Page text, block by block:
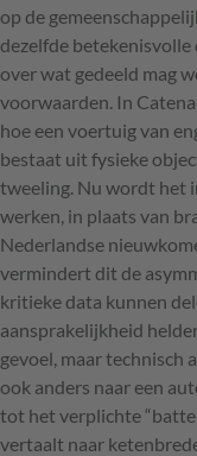
op de
dezelfde
over wat gedeeld mag
voorwaarden. In
hoe een voertuig van
bestaat uit fysieke
tweeling. Nu wordt het
werken, in plaats van
Nederlandse
vermindert dit de
kritieke data kunnen
aansprakelijkheid
gevoel, maar technisch
ook anders naar een
tot het verplichte
vertaalt naar